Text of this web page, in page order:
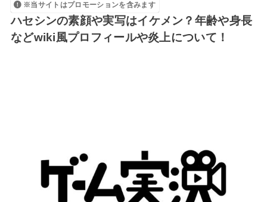
※当サイトはプロモーションを含みます
ハセシンの素顔や実写はイケメン？年齢や身長
などwiki風プロフィールや炎上について！